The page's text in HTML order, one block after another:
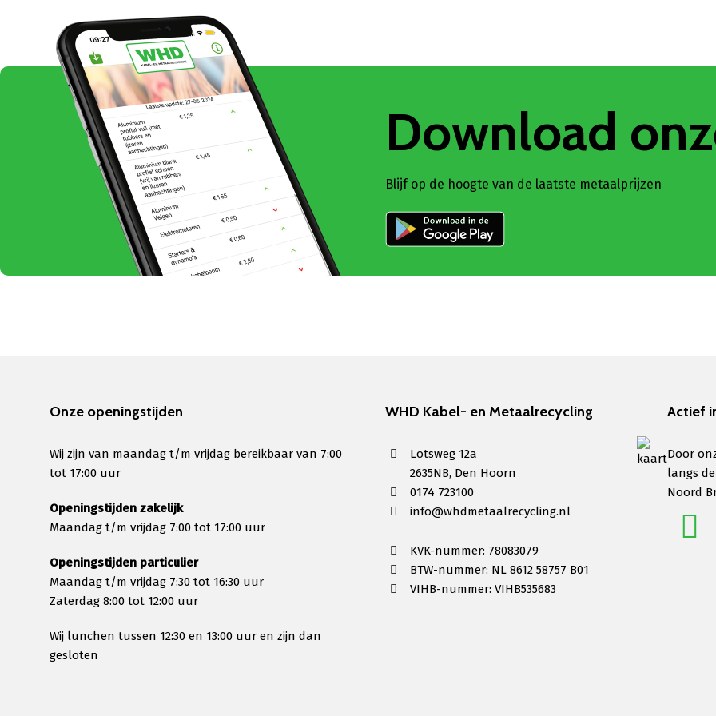
Download
Blijf op de hoogte van de laatste metaalprijzen
Onze openingstijden
Wij zijn van maandag t/m vrijdag bereikbaar van 7:00
tot 17:00 uur
Openingstijden zakelijk
Maandag t/m vrijdag 7:00 tot 17:00 uur
Openingstijden particulier
Maandag t/m vrijdag 7:30 tot 16:30 uur
Zaterdag 8:00 tot 12:00 uur
Wij lunchen tussen 12:30 en 13:00 uur en zijn dan
gesloten
WHD Kabel- en Metaalrecycling
Lotsweg 12a
2635NB, Den Hoorn
0174 723100
info@whdmetaalrecycling.nl
KVK-nummer: 78083079
BTW-nummer: NL 8612 58757 B01
VIHB-nummer: VIHB535683
Actief
Door
langs
Noord